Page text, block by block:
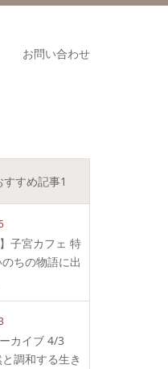
お問い合わせ
すすめ記事1
】子宮カフェ 特
ちの物語に出
カイブ 4/3
調和する生き